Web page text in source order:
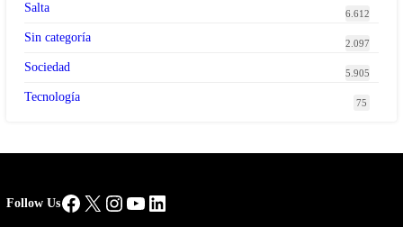
Salta 6.612
Sin categoría 2.097
Sociedad 5.905
Tecnología 75
Follow UsFacebook
X Instagram
YouTube
LinkedIn